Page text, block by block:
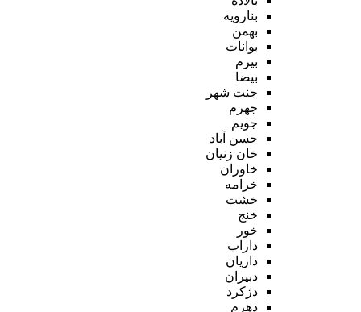
بنارویه
بهمن
بوانات
بیرم
بیضا
جنت شهر
جهرم
جویم
حسن آباد
خان زنیان
خاوران
خرامه
خشت
خنج
خور
داراب
داریان
دبیران
دژکرد
دهرم